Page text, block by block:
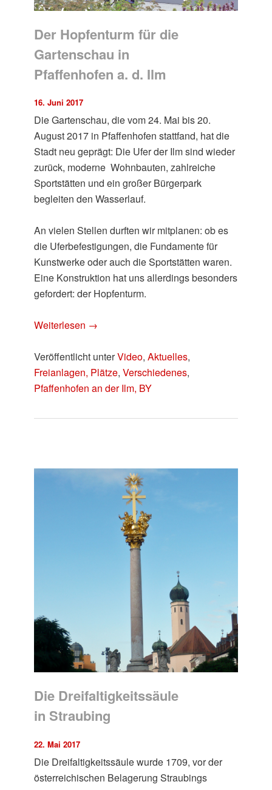
Der Hopfenturm für die
Gartenschau in
Pfaffenhofen a. d. Ilm
16. Juni 2017
Die Gartenschau, die vom 24. Mai bis 20.
August 2017 in Pfaffenhofen stattfand, hat die
Stadt neu geprägt: Die Ufer der Ilm sind wieder
zurück, moderne Wohnbauten, zahlreiche
Sportstätten und ein großer Bürgerpark
begleiten den Wasserlauf.
An vielen Stellen durften wir mitplanen: ob es
die Uferbefestigungen, die Fundamente für
Kunstwerke oder auch die Sportstätten waren.
Eine Konstruktion hat uns allerdings besonders
gefordert: der Hopfenturm.
Weiterlesen →
Veröffentlicht unterVideo,Aktuelles,
Freianlagen, Plätze,Verschiedenes,
Pfaffenhofen an der Ilm, BY
Die Dreifaltigkeitssäule
in Straubing
22. Mai 2017
Die Dreifaltigkeitssäule wurde 1709, vor der
österreichischen Belagerung Straubings